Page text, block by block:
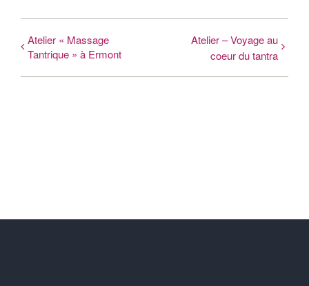
Atelier « Massage
Tantrique » à Ermont
Atelier – Voyage au
coeur du tantra